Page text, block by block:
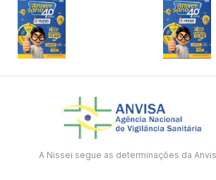
A Nissei segue as determinações da